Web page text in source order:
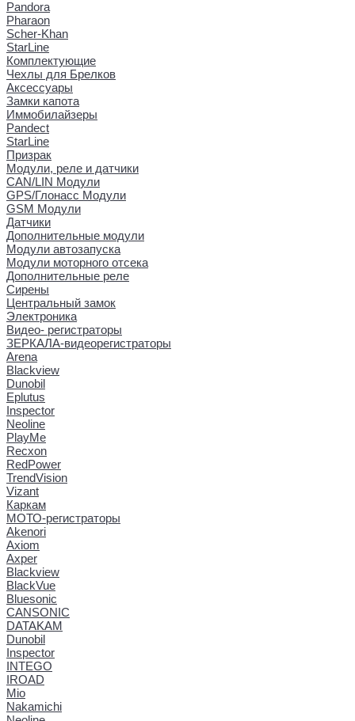
Pandora
Pharaon
Scher-Khan
StarLine
Комплектующие
Чехлы для Брелков
Аксессуары
Замки капота
Иммобилайзеры
Pandect
StarLine
Призрак
Модули, реле и датчики
CAN/LIN Модули
GPS/Глонасс Модули
GSM Модули
Датчики
Дополнительные модули
Модули автозапуска
Модули моторного отсека
Дополнительные реле
Сирены
Центральный замок
Электроника
Видео- регистраторы
ЗЕРКАЛА-видеорегистраторы
Arena
Blackview
Dunobil
Eplutus
Inspector
Neoline
PlayMe
Recxon
RedPower
TrendVision
Vizant
Каркам
МОТО-регистраторы
Akenori
Axiom
Axper
Blackview
BlackVue
Bluesonic
CANSONIC
DATAKAM
Dunobil
Inspector
INTEGO
IROAD
Mio
Nakamichi